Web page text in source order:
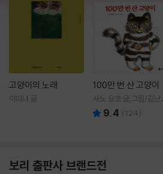
고양이의 노래
이미나 글
100만 번 산 고양이
사노 요코 글,그림/김난주
역 9.4 (124)
보리 출판사 브랜드전